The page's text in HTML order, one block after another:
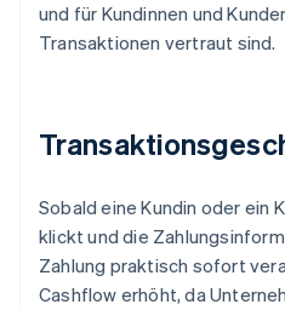
und für Kundinnen und
Transaktionen vertraut sind.
Sobald eine Kundin oder ein
klickt und die
Zahlung praktisch sofort
Cashflow erhöht, da